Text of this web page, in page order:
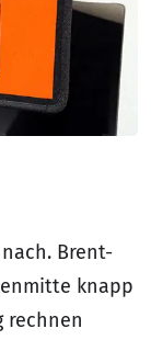
Brent-
knapp
rechnen